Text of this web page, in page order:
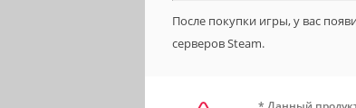
После покупки игры, у вас
серверов Steam.